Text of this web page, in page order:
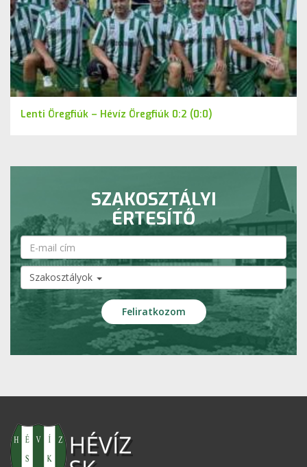
Lenti Öregfiúk – Hévíz Öregfiúk 0:2 (0:0)
SZAKOSZTÁLYI
ÉRTESÍTŐ
Szakosztályok